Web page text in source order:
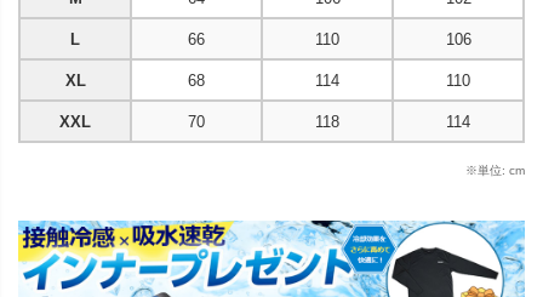
L 66 110 106
XL 68 114 110
XXL 70 118 114
※単位: cm